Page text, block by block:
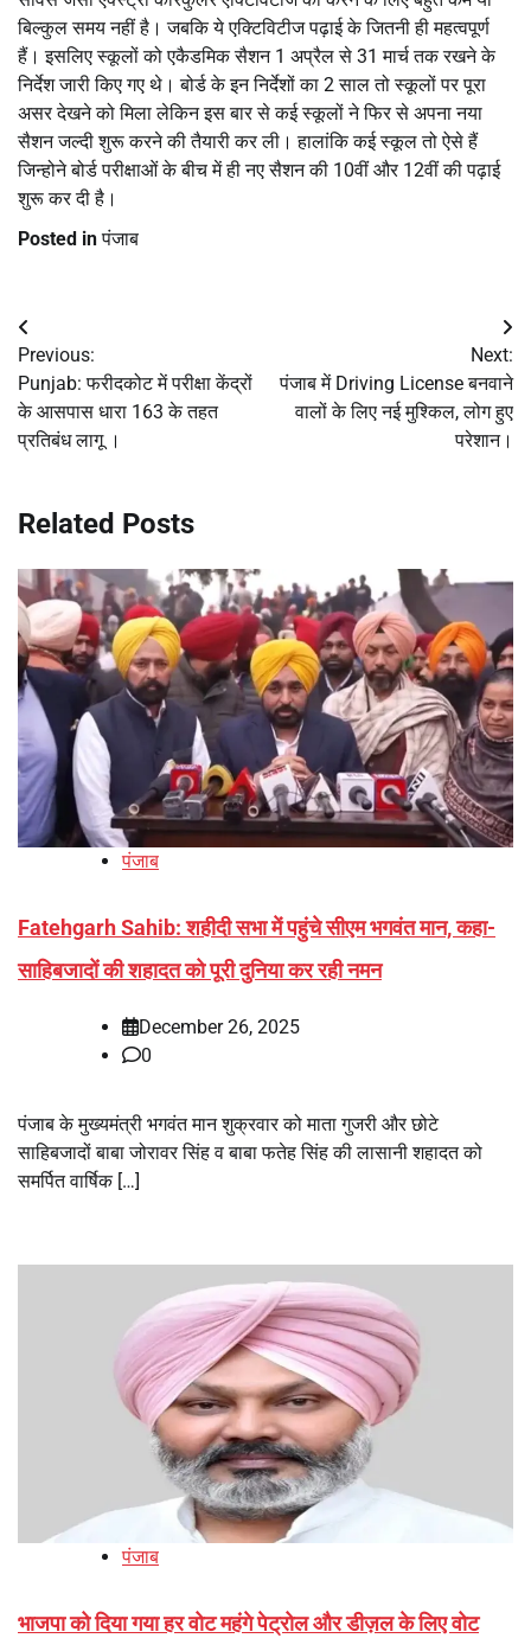
बिल्कुल समय नहीं है। जबकि ये एक्टिविटीज पढ़ाई के जितनी ही महत्वपूर्ण
हैं। इसलिए स्कूलों को एकैडमिक सैशन 1 अप्रैल से 31 मार्च तक रखने के
निर्देश जारी किए गए थे। बोर्ड के इन निर्देशों का 2 साल तो स्कूलों पर पूरा
असर देखने को मिला लेकिन इस बार से कई स्कूलों ने फिर से अपना नया
सैशन जल्दी शुरू करने की तैयारी कर ली। हालांकि कई स्कूल तो ऐसे हैं
जिन्होने बोर्ड परीक्षाओं के बीच में ही नए सैशन की 10वीं और 12वीं की पढ़ाई
शुरू कर दी है।
Posted inपंजाब
Post
navigation
Previous:
Punjab: फरीदकोट में परीक्षा केंद्रों
के आसपास धारा 163 के तहत
प्रतिबंध लागू ।
Next:
पंजाब में Driving License बनवाने
वालों के लिए नई मुश्किल, लोग हुए
परेशान।
Related Posts
पंजाब
Fatehgarh Sahib: शहीदी सभा में पहुंचे सीएम भगवंत मान, कहा-
साहिबजादों की शहादत को पूरी दुनिया कर रही नमन
December 26, 2025
0
पंजाब के मुख्यमंत्री भगवंत मान शुक्रवार को माता गुजरी और छोटे
साहिबजादों बाबा जोरावर सिंह व बाबा फतेह सिंह की लासानी शहादत को
समर्पित वार्षिक […]
पंजाब
भाजपा को दिया गया हर वोट महंगे पेट्रोल और डीज़ल के लिए वोट